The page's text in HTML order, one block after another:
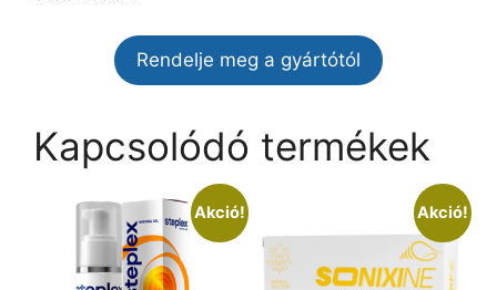
Rendelje meg a gyártótól
Kapcsolódó termékek
Akció! Akció!